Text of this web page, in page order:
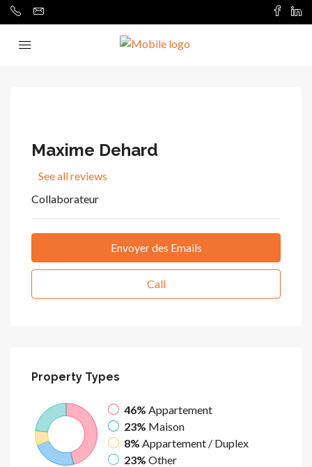
Maxime Dehard
See all reviews
Collaborateur
Envoyer des Emails
Call
Property Types
46% Appartement
23% Maison
8% Appartement / Duplex
23% Other